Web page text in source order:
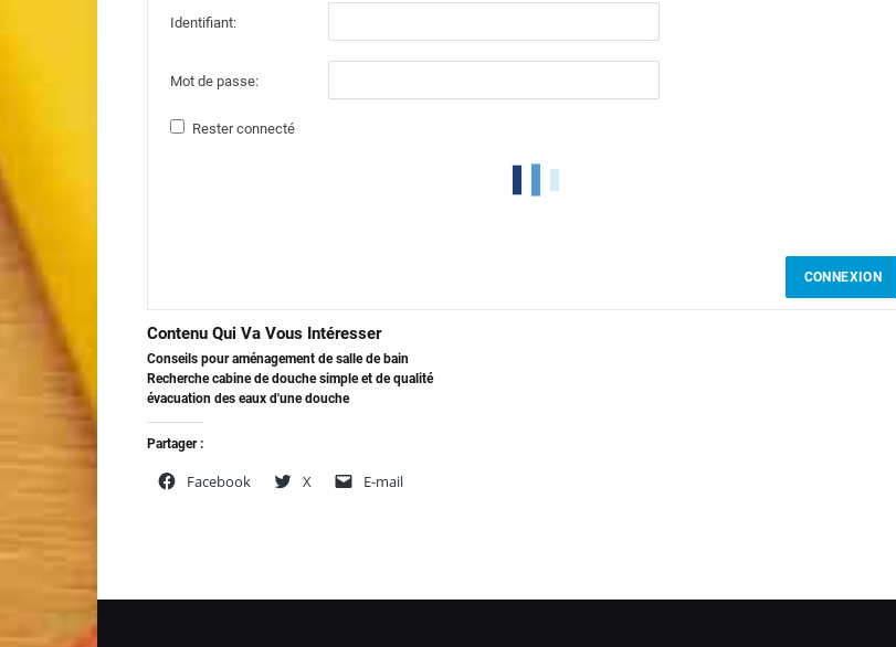
Identifiant:
Mot de passe:
Rester connecté
CONNEXION
Contenu Qui Va Vous Intéresser
Conseils pour aménagement de salle de bain
Recherche cabine de douche simple et de qualité
évacuation des eaux d'une douche
Partager :
Facebook X E-mail